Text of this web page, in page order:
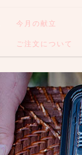
今月の献立
ご注文について